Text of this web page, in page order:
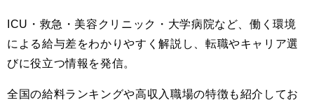
ICU・救急・美容クリニック・大学病院など、働く環境
による給与差をわかりやすく解説し、転職やキャリア選
びに役立つ情報を発信。
全国の給料ランキングや高収入職場の特徴も紹介してお